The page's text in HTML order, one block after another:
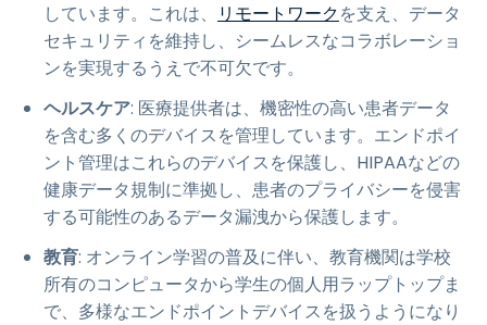
しています。これは、
リモートワークを支え、データ
セキュリティを維持し、シームレスなコラボレーショ
ンを実現するうえで不可欠です。
ヘルスケア: 医療提供者は、機密性の高い患者データ
を含む多くのデバイスを管理しています。エンドポイ
ント管理はこれらのデバイスを保護し、HIPAAなどの
健康データ規制に準拠し、患者のプライバシーを侵害
する可能性のあるデータ漏洩から保護します。
教育: オンライン学習の普及に伴い、教育機関は学校
所有のコンピュータから学生の個人用ラップトップま
で、多様なエンドポイントデバイスを扱うようになり